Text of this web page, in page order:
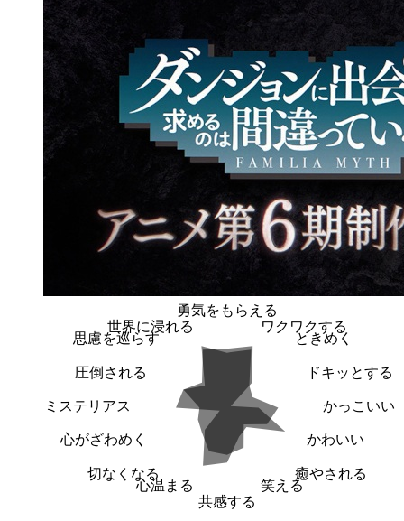
勇気をもらえる
ワクワクする
ときめく
ドキッとする
かっこいい
かわいい
癒やされる
笑える
共感する
心温まる
切なくなる
心がざわめく
ミステリアス
圧倒される
思慮を巡らす
世界に浸れる